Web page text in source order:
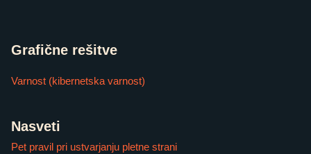
Grafične rešitve
Varnost (kibernetska varnost)
Nasveti
Pet pravil pri ustvarjanju pletne strani